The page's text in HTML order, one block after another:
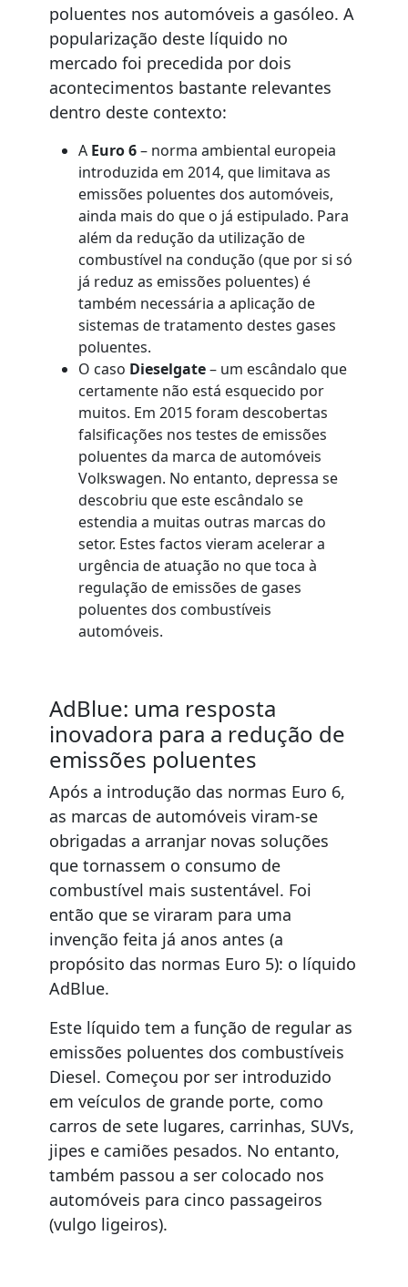
poluentes nos automóveis a gasóleo. A
popularização deste líquido no
mercado foi precedida por dois
acontecimentos bastante relevantes
dentro deste contexto:
A Euro 6– norma ambiental europeia
introduzida em 2014, que limitava as
emissões poluentes dos automóveis,
ainda mais do que o já estipulado. Para
além da redução da utilização de
combustível na condução (que por si só
já reduz as emissões poluentes) é
também necessária a aplicação de
sistemas de tratamento destes gases
poluentes.
O caso Dieselgate– um escândalo que
certamente não está esquecido por
muitos. Em 2015 foram descobertas
falsificações nos testes de emissões
poluentes da marca de automóveis
Volkswagen. No entanto, depressa se
descobriu que este escândalo se
estendia a muitas outras marcas do
setor. Estes factos vieram acelerar a
urgência de atuação no que toca à
regulação de emissões de gases
poluentes dos combustíveis
automóveis.
AdBlue: uma resposta
inovadora para a redução de
emissões poluentes
Após a introdução das normas Euro 6,
as marcas de automóveis viram-se
obrigadas a arranjar novas soluções
que tornassem o consumo de
combustível mais sustentável. Foi
então que se viraram para uma
invenção feita já anos antes (a
propósito das normas Euro 5): o líquido
AdBlue.
Este líquido tem a função de regular as
emissões poluentes dos combustíveis
Diesel. Começou por ser introduzido
em veículos de grande porte, como
carros de sete lugares, carrinhas, SUVs,
jipes e camiões pesados. No entanto,
também passou a ser colocado nos
automóveis para cinco passageiros
(vulgo ligeiros).